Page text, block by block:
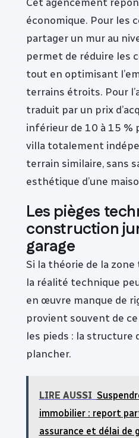
économique. Pour les
partager un mur au
permet de réduire les
tout en optimisant
terrains étroits. Pour
traduit par un prix
inférieur de 10 à 15 %
villa totalement
terrain similaire, sans
esthétique d’une
Les pièges
construction
garage
Si la théorie de la
la réalité technique
en œuvre manque de
provient souvent de
les pieds : la structure
plancher.
LIRE AUSSI
immobilier : report
assurance et délai de